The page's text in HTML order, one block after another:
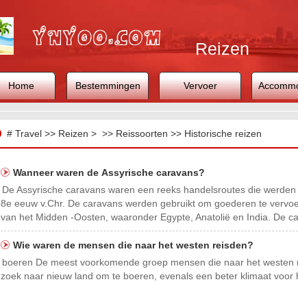
Reizen
Home Bestemmingen Vervoer
# Travel>> Reizen > >> Reissoorten >> Historische reizen
Wanneer waren de Assyrische caravans?
De Assyrische caravans waren een reeks handelsroutes die
8e eeuw v.Chr. De caravans werden gebruikt om goederen te
van het Midden -Oosten, waaronder Egypte, Anatolië en India. De
Wie waren de mensen die naar het westen reisden?
boeren De meest voorkomende groep mensen die naar het
zoek naar nieuw land om te boeren, evenals een beter klimaat voor